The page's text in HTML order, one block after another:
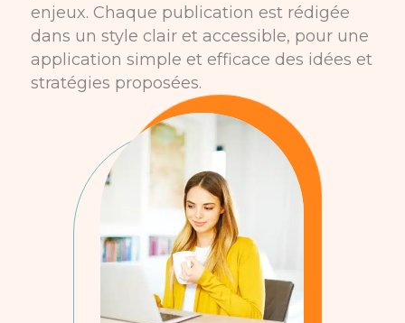
enjeux. Chaque publication est rédigée
dans un style clair et accessible, pour une
application simple et efficace des idées et
stratégies proposées.